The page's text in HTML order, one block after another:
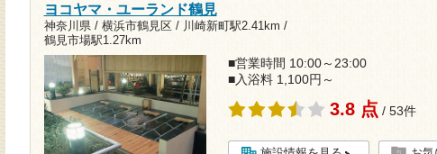
ヨコヤマ・ユーランド鶴見
神奈川県 / 横浜市鶴見区 / 川崎新町駅2.41km /
鶴見市場駅1.27km
■営業時間 10:00～23:00
■入浴料 1,100円～
3.8 点 / 53件